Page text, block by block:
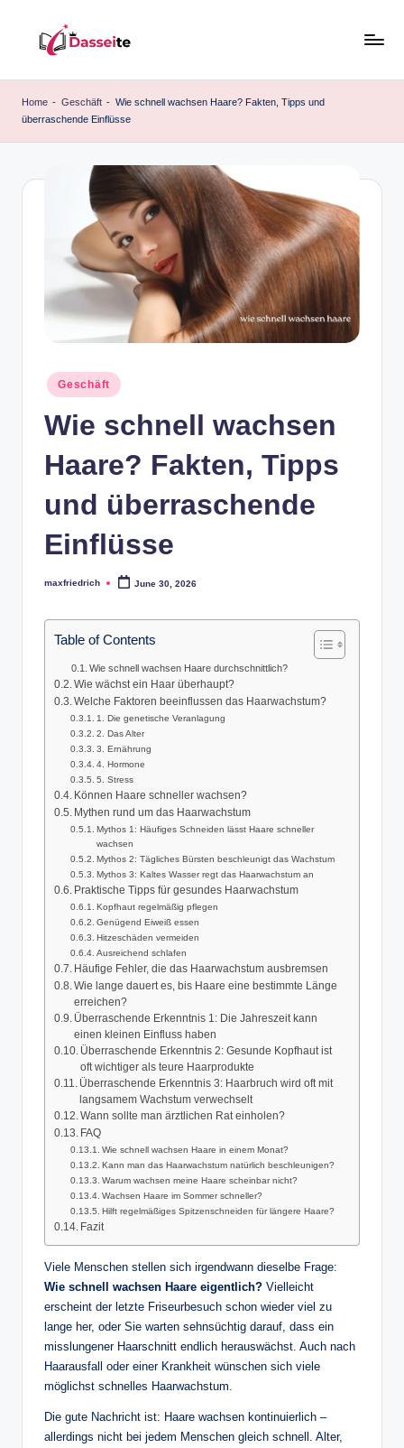
content
a
e
Home - Geschäft - Wie schnell wachsen Haare? Fakten, Tipps und
überraschende Einflüsse
Posted
in
Geschäft
Wie schnell wachsen
Haare? Fakten, Tipps
und überraschende
Einflüsse
Posted
maxfriedrich June 30, 2026
Table of Contents
Wie schnell wachsen Haare durchschnittlich?
Wie wächst ein Haar überhaupt?
Welche Faktoren beeinflussen das Haarwachstum?
1. Die genetische Veranlagung
2. Das Alter
3. Ernährung
4. Hormone
5. Stress
Können Haare schneller wachsen?
Mythen rund um das Haarwachstum
Mythos 1: Häufiges Schneiden lässt Haare schneller
wachsen
Mythos 2: Tägliches Bürsten beschleunigt das Wachstum
Mythos 3: Kaltes Wasser regt das Haarwachstum an
Praktische Tipps für gesundes Haarwachstum
Kopfhaut regelmäßig pflegen
Genügend Eiweiß essen
Hitzeschäden vermeiden
Ausreichend schlafen
Häufige Fehler, die das Haarwachstum ausbremsen
Wie lange dauert es, bis Haare eine bestimmte Länge
erreichen?
Überraschende Erkenntnis 1: Die Jahreszeit kann
einen kleinen Einfluss haben
Überraschende Erkenntnis 2: Gesunde Kopfhaut ist
oft wichtiger als teure Haarprodukte
Überraschende Erkenntnis 3: Haarbruch wird oft mit
langsamem Wachstum verwechselt
Wann sollte man ärztlichen Rat einholen?
FAQ
Wie schnell wachsen Haare in einem Monat?
Kann man das Haarwachstum natürlich beschleunigen?
Warum wachsen meine Haare scheinbar nicht?
Wachsen Haare im Sommer schneller?
Hilft regelmäßiges Spitzenschneiden für längere Haare?
Fazit
Viele Menschen stellen sich irgendwann dieselbe Frage:
Wie schnell wachsen Haare eigentlich? Vielleicht
erscheint der letzte Friseurbesuch schon wieder viel zu
lange her, oder Sie warten sehnsüchtig darauf, dass ein
misslungener Haarschnitt endlich herauswächst. Auch nach
Haarausfall oder einer Krankheit wünschen sich viele
möglichst schnelles Haarwachstum.
Die gute Nachricht ist: Haare wachsen kontinuierlich –
allerdings nicht bei jedem Menschen gleich schnell. Alter,